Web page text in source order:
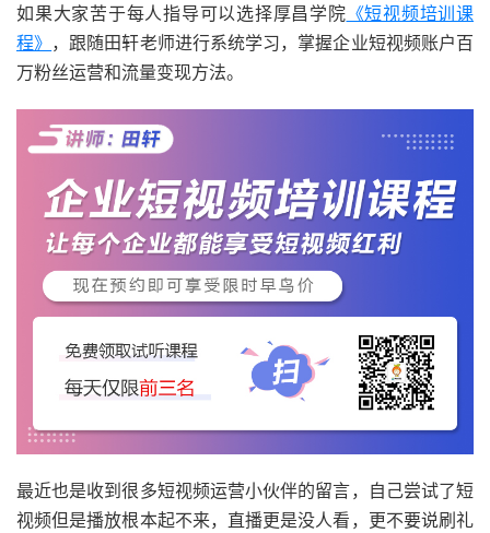
如果大家苦于每人指导可以选择厚昌学院 《短视频培训课
程》 ，跟随田轩老师进行系统学习，掌握企业短视频账户百
万粉丝运营和流量变现方法。
最近也是收到很多短视频运营小伙伴的留言，自己尝试了短
视频但是播放根本起不来，直播更是没人看，更不要说刷礼